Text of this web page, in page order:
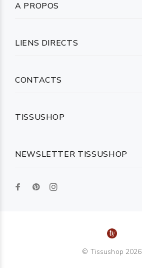
NEWSLETTER TISSUSHOP
A PROPOS
LIENS DIRECTS
CONTACTS
TISSUSHOP
© Tissushop 2026